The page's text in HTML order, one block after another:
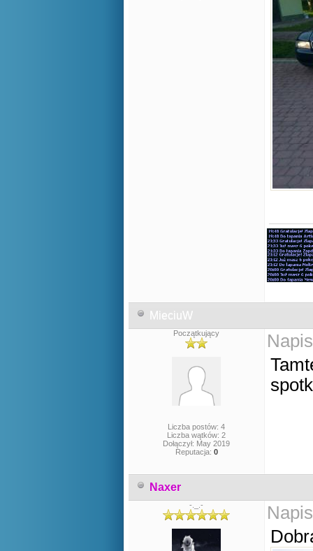
MieciuW
Początkujący
Liczba postów: 4
Liczba wątków: 2
Dołączył: May 2019
Reputacja: 0
Naxer
-._.-